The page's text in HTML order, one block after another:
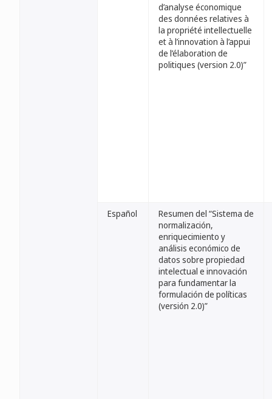
d’analyse économique
des données relatives à
la propriété intellectuelle
et à l’innovation à l’appui
de l’élaboration de
politiques (version 2.0)”
Español
Resumen del “Sistema de
normalización,
enriquecimiento y
análisis económico de
datos sobre propiedad
intelectual e innovación
para fundamentar la
formulación de políticas
(versión 2.0)”